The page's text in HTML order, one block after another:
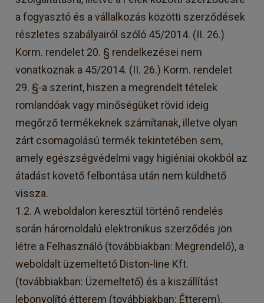
a fogyasztó és a vállalkozás közötti szerződések
részletes szabályairól szóló 45/2014. (II. 26.)
Korm. rendelet 20. § rendelkezései nem
vonatkoznak a 45/2014. (II. 26.) Korm. rendelet
29. §-a szerint, hiszen a megrendelt tételek
romlandóak vagy minőségüket rövid ideig
megőrző termékeknek számítanak, illetve olyan
zárt csomagolású termék tekintetében sem,
amely egészségvédelmi vagy higiéniai okokból az
átadást követő felbontása után nem küldhető
vissza.
1.2. A weboldalon keresztül történő rendelés
során háromoldalú elektronikus szerződés jön
létre a Felhasználó (továbbiakban: Megrendelő), a
weboldalt üzemeltető Diston-line Kft.
(továbbiakban: Üzemeltető) és a kiszállítást
lebonyolító étterem (továbbiakban: Étterem),